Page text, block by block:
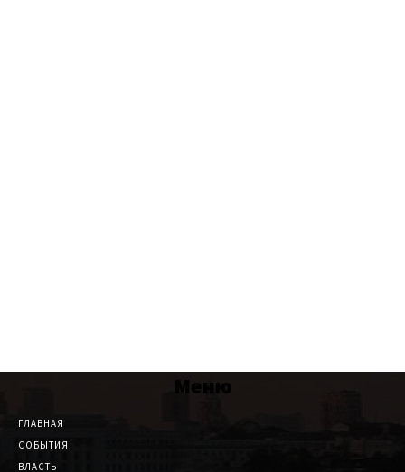
Меню
ГЛАВНАЯ
СОБЫТИЯ
ВЛАСТЬ